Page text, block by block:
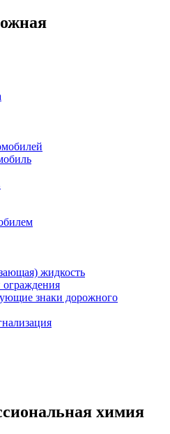
жидкость
ограждения
знаки дорожного
химия